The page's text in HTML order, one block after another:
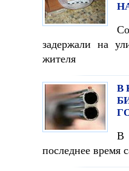
задержали на
жителя
В
В
последнее время